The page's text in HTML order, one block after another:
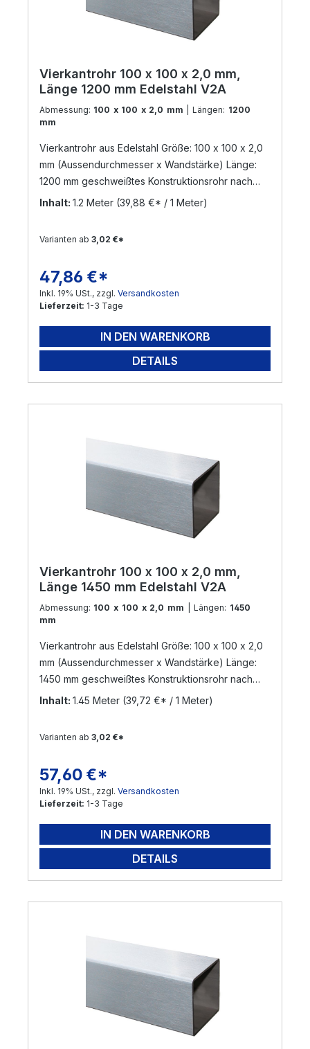
Vierkantrohr 100 x 100 x 2,0 mm,
Länge 1200 mm Edelstahl V2A
Abmessung: 100 x 100 x 2,0 mm | Längen: 1200
mm
Vierkantrohr aus Edelstahl Größe: 100 x 100 x 2,0
mm (Aussendurchmesser x Wandstärke) Länge:
1200 mm geschweißtes Konstruktionsrohr nach
DIN 17455 / EN ISO 1127 Material: Edelstahl V2A,
Versand per Nachnahme nicht möglich!
bearbeiten wir Ihre Anfrage !
Inhalt: 1.2 Meter (39,88 €* / 1 Meter)
Varianten ab 3,02 €*
Regulärer Preis:
47,86 €*
Inkl. 19% USt., zzgl. Versandkosten
Lieferzeit: 1-3 Tage
IN DEN WARENKORB
DETAILS
Vierkantrohr 100 x 100 x 2,0 mm,
Länge 1450 mm Edelstahl V2A
Abmessung: 100 x 100 x 2,0 mm | Längen: 1450
mm
Vierkantrohr aus Edelstahl Größe: 100 x 100 x 2,0
mm (Aussendurchmesser x Wandstärke) Länge:
1450 mm geschweißtes Konstruktionsrohr nach
DIN 17455 / EN ISO 1127 Material: Edelstahl V2A,
Versand per Nachnahme nicht möglich!
bearbeiten wir Ihre Anfrage !
Inhalt: 1.45 Meter (39,72 €* / 1 Meter)
Varianten ab 3,02 €*
Regulärer Preis:
57,60 €*
Inkl. 19% USt., zzgl. Versandkosten
Lieferzeit: 1-3 Tage
IN DEN WARENKORB
DETAILS